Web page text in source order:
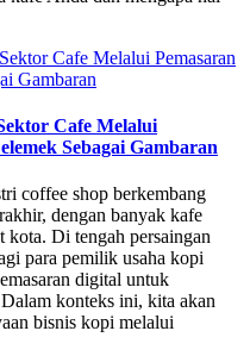
Cafe Melalui
Sebagai Gambaran
coffee shop berkembang
dengan banyak kafe
kota. Di tengah persaingan
para pemilik usaha kopi
digital untuk
konteks ini, kita akan
bisnis kopi melalui